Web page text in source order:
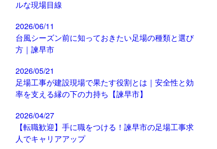
ルな現場目線
2026/06/11
台風シーズン前に知っておきたい足場の種類と選び
方｜諫早市
2026/05/21
足場工事が建設現場で果たす役割とは｜安全性と効
率を支える縁の下の力持ち【諫早市】
2026/04/27
【転職歓迎】手に職をつける！諫早市の足場工事求
人でキャリアアップ